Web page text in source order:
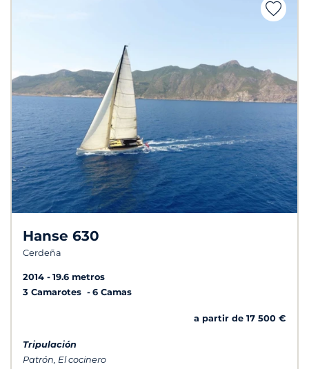
Hanse 630
Cerdeña
2014
19.6 metros
3 Camarotes
6 Camas
a partir de 17 500 €
Tripulación
Patrón, El cocinero